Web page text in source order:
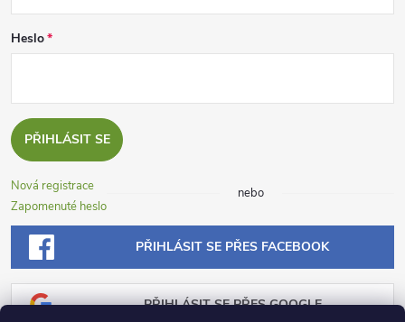
Heslo
PŘIHLÁSIT SE
Nová registrace
Zapomenuté heslo
nebo
PŘIHLÁSIT SE PŘES FACEBOOK
PŘIHLÁSIT SE PŘES GOOGLE